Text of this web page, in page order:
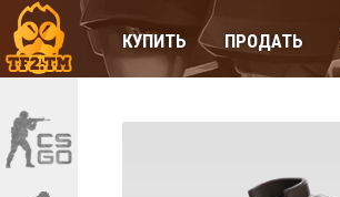
КУПИТЬ ПРОДАТЬ